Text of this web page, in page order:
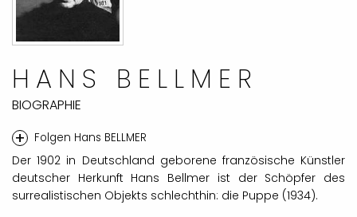
HANS BELLMER
BIOGRAPHIE
+ Folgen Hans BELLMER
Der 1902 in Deutschland geborene französische Künstler
deutscher Herkunft Hans Bellmer ist der Schöpfer des
surrealistischen Objekts schlechthin: die Puppe (1934).